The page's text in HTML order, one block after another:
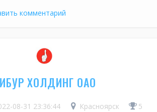
комментарий
ХОЛДИНГ ОАО
08-31 23:36:44 Красноярск
5